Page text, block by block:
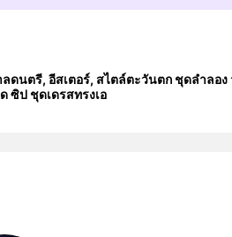
นตรี, อีสเตอร์, สไตล์ตะวันตก ชุดลำลอ
ซิป ชุดเดรสทรงเอ